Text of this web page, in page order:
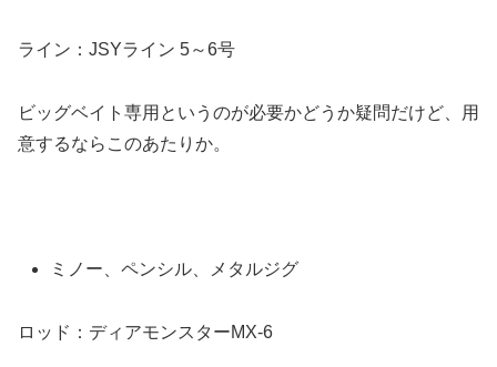
ライン：JSYライン 5～6号
ビッグベイト専用というのが必要かどうか疑問だけど、用
意するならこのあたりか。
ミノー、ペンシル、メタルジグ
ロッド：ディアモンスターMX-6